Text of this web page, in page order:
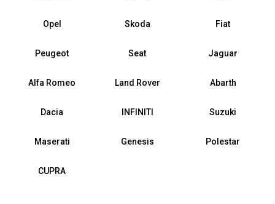
Opel Skoda Fiat
Peugeot Seat Jaguar
Alfa Romeo Land Rover Abarth
Dacia INFINITI Suzuki
Maserati Genesis Polestar
CUPRA